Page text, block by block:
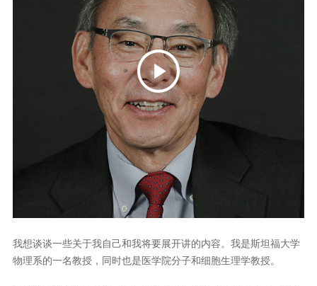
我想谈谈一些关于我自己和我将要展开讲的内容。我是斯坦福大学
物理系的一名教授，同时也是医学院分子和细胞生理学教授。